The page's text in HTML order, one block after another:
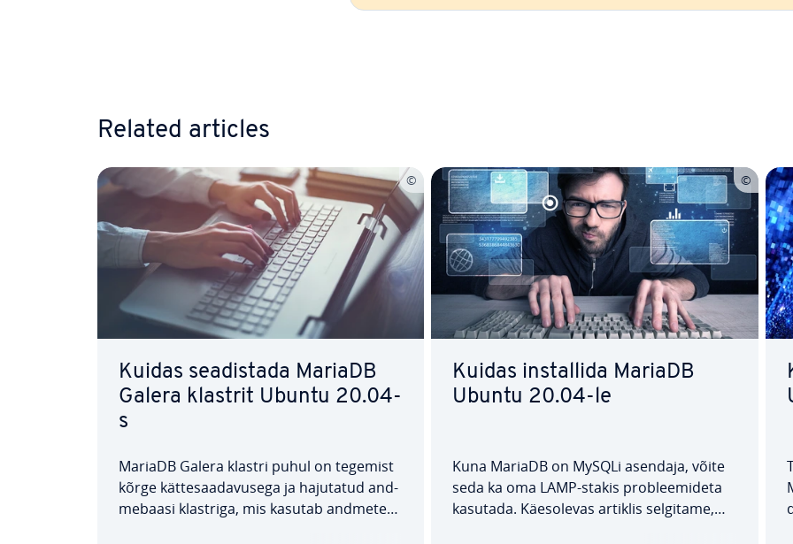
Related articles
Kuidas sea­dis­tada MariaDB
Galera klastrit Ubuntu 20.04-
s
MariaDB Galera klastri puhul on tegemist
kõrge kät­te­saa­da­vu­sega ja hajutatud and­
me­ba­asi klastriga, mis kasutab andmete
Kuidas ins­tal­lida MariaDB
Ubuntu 20.04-le
Kuna MariaDB on MySQLi asendaja, võite
seda ka oma LAMP-stakis prob­leemi­deta
kasutada. Käes­ole­vas artiklis selgitame,